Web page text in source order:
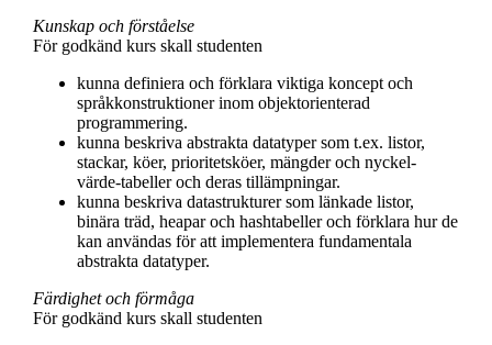
Kunskap och förståelse
För godkänd kurs skall studenten
kunna definiera och förklara viktiga koncept och
språkkonstruktioner inom objektorienterad
programmering.
kunna beskriva abstrakta datatyper som t.ex. listor,
stackar, köer, prioritetsköer, mängder och nyckel-
värde-tabeller och deras tillämpningar.
kunna beskriva datastrukturer som länkade listor,
binära träd, heapar och hashtabeller och förklara hur de
kan användas för att implementera fundamentala
abstrakta datatyper.
Färdighet och förmåga
För godkänd kurs skall studenten